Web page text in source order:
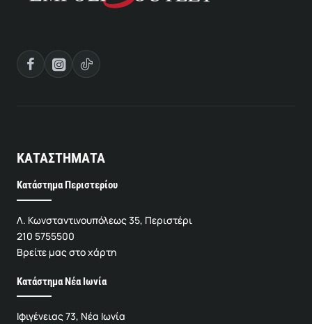
ΚΑΤΑΣΤΗΜΑΤΑ
Κατάστημα Περιστερίου
Λ. Κωνσταντινουπόλεως 35, Περιστέρι
210 5755500
Βρείτε μας στο χάρτη
Κατάστημα Νέα Ιωνία
Ιφιγένειας 73, Νέα Ιωνία